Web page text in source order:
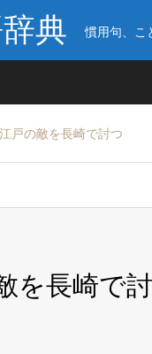
典 慣用句、こ
江戸の敵を長崎で討つ
を長崎で